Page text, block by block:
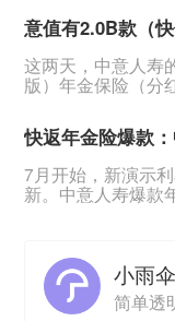
活。&nbsp;一笔安
流、在急需用钱时
金，在这时候就显
意意值有2.0B款（
红型）：回血快、
更需要的资金规划
这两天，中意人寿
版）年金保险（分
个系列还有个B款
保障？与A款有哪
意值有2.0B款（快
型）。一、意值有
怎么样？与A款有
7月开始，新演示
新。中意人寿爆
返还”卖得很火。
买。今日就来做一
年金险的一起来看
小雨伞
简单透